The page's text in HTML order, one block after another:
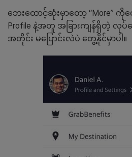
ဘေးထောင့်ဆုံးမှာတော့ “More” ကိုတွ
Profile နဲ့အတူ အခြားကျန်ရှိတဲ့ လု
အတိုင်း မပြောင်းလဲပဲ တွေ့နိုင်မှာပါ။